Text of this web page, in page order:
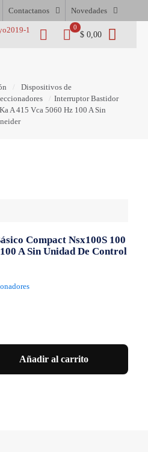
Contactanos Novedades
0
$ 0,00
Dispositivos de
Interruptor Bastidor
A 415 Vca 5060 Hz 100 A Sin
Compact Nsx100S 100
A Sin Unidad De Control
Añadir al carrito